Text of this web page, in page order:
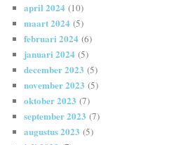
april 2024 (10)
maart 2024 (5)
februari 2024 (6)
januari 2024 (5)
december 2023 (5)
november 2023 (5)
oktober 2023 (7)
september 2023 (7)
augustus 2023 (5)